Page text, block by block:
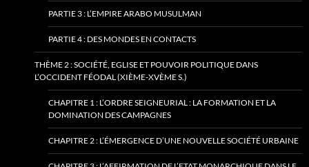
PARTIE 3 : L’EMPIRE ARABO MUSULMAN
PARTIE 4 : DES MONDES EN CONTACTS
THÈME 2 : SOCIÉTÉ, EGLISE ET POUVOIR POLITIQUE DANS
L’OCCIDENT FÉODAL (XIÈME-XVÈME S.)
CHAPITRE 1 : L’ORDRE SEIGNEURIAL : LA FORMATION ET LA
DOMINATION DES CAMPAGNES
CHAPITRE 2 : L’ÉMERGENCE D’UNE NOUVELLE SOCIÉTÉ URBAINE